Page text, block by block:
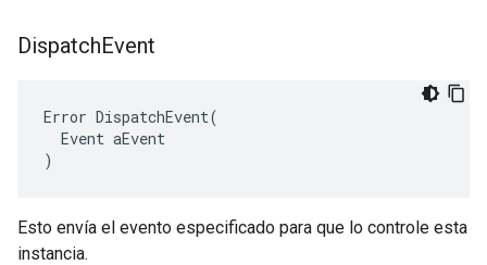
DispatchEvent
Error DispatchEvent(
  Event aEvent
)
Esto envía el evento especificado para que lo controle esta
instancia.